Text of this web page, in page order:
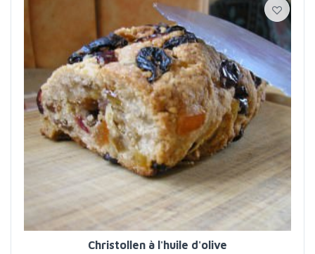
Christollen à l'huile d'olive